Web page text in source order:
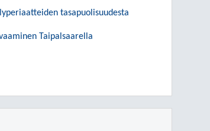
tasapuolisuudesta
Taipalsaarella